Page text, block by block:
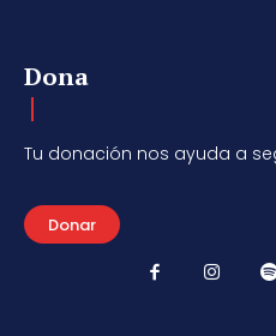
Dona
Tu donación nos ayuda a
Donar